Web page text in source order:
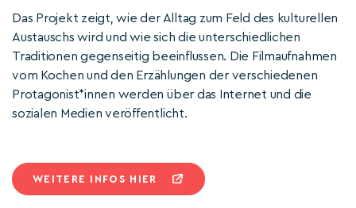
Das Projekt zeigt, wie der Alltag zum Feld des kulturellen
Austauschs wird und wie sich die unterschiedlichen
Traditionen gegenseitig beeinflussen. Die Filmaufnahmen
vom Kochen und den Erzählungen der verschiedenen
Protagonist*innen werden über das Internet und die
sozialen Medien veröffentlicht.
WEITERE INFOS HIER